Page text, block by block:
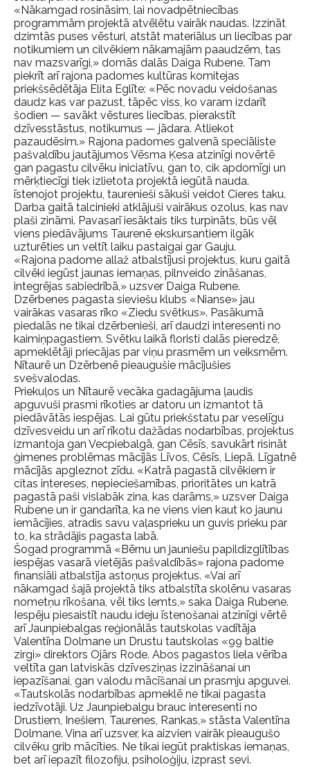
«Nākamgad rosināsim, lai novadpētniecības
programmām projektā atvēlētu vairāk naudas. Izzināt
dzimtās puses vēsturi, atstāt materiālus un liecības par
notikumiem un cilvēkiem nākamajām paaudzēm, tas
nav mazsvarīgi,» domās dalās Daiga Rubene. Tam
piekrīt arī rajona padomes kultūras komitejas
priekšsēdētāja Elita Eglīte: «Pēc novadu veidošanas
daudz kas var pazust, tāpēc viss, ko varam izdarīt
šodien — savākt vēstures liecības, pierakstīt
dzīvesstāstus, notikumus — jādara. Atliekot
pazaudēsim.» Rajona padomes galvenā speciāliste
pašvaldību jautājumos Vēsma Ķesa atzinīgi novērtē
gan pagastu cilvēku iniciatīvu, gan to, cik apdomīgi un
mērķtiecīgi tiek izlietota projektā iegūtā nauda.
īstenojot projektu, taurenieši sākuši veidot Cieres taku.
Darba gaitā talcinieki atklājuši vairākus ozolus, kas nav
plaši zināmi. Pavasarī iesāktais tiks turpināts, būs vēl
viens piedāvājums Taurenē ekskursantiem ilgāk
uzturēties un veltīt laiku pastaigai gar Gauju.
«Rajona padome allaž atbalstījusi projektus, kuru gaitā
cilvēki iegūst jaunas iemaņas, pilnveido zināšanas,
integrējas sabiedrībā,» uzsver Daiga Rubene.
Dzērbenes pagasta sieviešu klubs «Nianse» jau
vairākas vasaras rīko «Ziedu svētkus». Pasākumā
piedalās ne tikai dzērbenieši, arī daudzi interesenti no
kaimiņpagastiem. Svētku laikā floristi dalās pieredzē,
apmeklētāji priecājas par viņu prasmēm un veiksmēm.
Nītaurē un Dzērbenē pieaugušie mācījušies
svešvalodas.
Priekuļos un Nītaurē vecāka gadagājuma ļaudis
apguvuši prasmi rīkoties ar datoru un izmantot tā
piedāvātās iespējas. Lai gūtu priekšstatu par veselīgu
dzīvesveidu un arī rīkotu dažādas nodarbības, projektus
izmantoja gan Vecpiebalgā, gan Cēsīs, savukārt risināt
ģimenes problēmas mācījās Līvos, Cēsīs, Liepā. Līgatnē
mācījās apgleznot zīdu. «Katrā pagastā cilvēkiem ir
citas intereses, nepieciešamības, prioritātes un katrā
pagastā paši vislabāk zina, kas darāms,» uzsver Daiga
Rubene un ir gandarīta, ka ne viens vien kaut ko jaunu
iemācījies, atradis savu vaļasprieku un guvis prieku par
to, ka strādājis pagasta labā.
Šogad programmā «Bērnu un jauniešu papildizglītības
iespējas vasarā vietējās pašvaldībās» rajona padome
finansiāli atbalstīja astoņus projektus. «Vai arī
nākamgad šajā projektā tiks atbalstīta skolēnu vasaras
nometņu rīkošana, vēl tiks lemts,» saka Daiga Rubene.
Iespēju piesaistīt naudu ideju īstenošanai atzinīgi vērtē
arī Jaunpiebalgas reģionālās tautskolas vadītāja
Valentīna Dolmane un Drustu tautskolas «99 baltie
zirgi» direktors Ojārs Rode. Abos pagastos liela vērība
veltīta gan latviskās dzīvesziņas izzināšanai un
iepazīšanai, gan valodu mācīšanai un prasmju apguvei.
«Tautskolās nodarbības apmeklē ne tikai pagasta
iedzīvotāji. Uz Jaunpiebalgu brauc interesenti no
Drustiem, Inešiem, Taurenes, Rankas,» stāsta Valentīna
Dolmane. Vina arī uzsver, ka aizvien vairāk pieaugušo
cilvēku grib mācīties. Ne tikai iegūt praktiskas iemaņas,
bet arī iepazīt filozofiju, psiholoģiju, izprast sevi.